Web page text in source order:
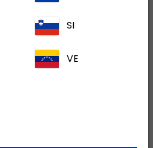
SI
VE